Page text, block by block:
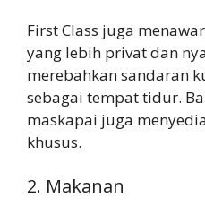
First Class juga
yang lebih privat dan
merebahkan sandaran
sebagai tempat tidur.
maskapai juga
khusus.
2. Makanan